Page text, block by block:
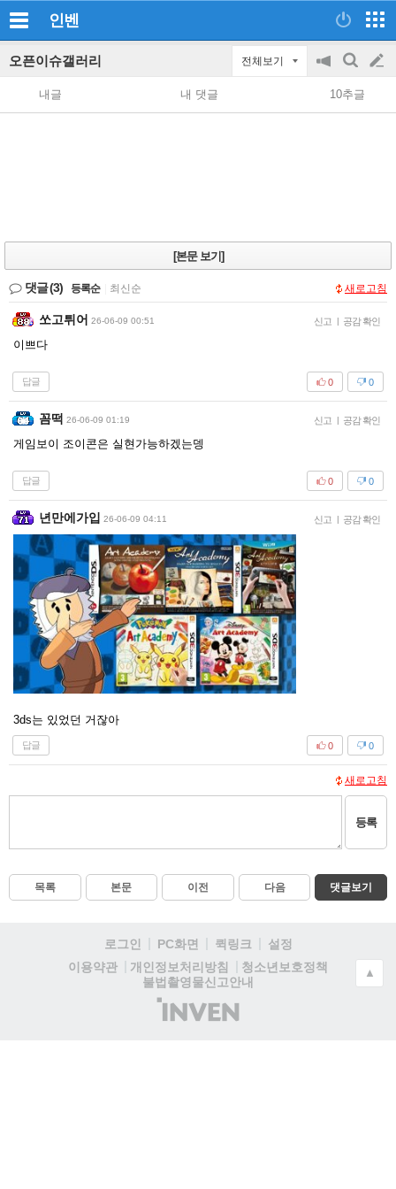
인벤
오픈이슈갤러리 전체보기
공
지
on/off
검
색
글
쓰
내글 내 댓글 10추글
[본문 보기]
댓글(3) 등록순 최신순 새로고침
쏘고튀어 26-06-09 00:51 신고 | 공감 확인
이쁘다
답글 0
0
꼼떡 26-06-09 01:19 신고 | 공감 확인
게임보이 조이콘은 실현가능하겠는뎅
답글 0
0
년만에가입 26-06-09 04:11 신고 | 공감 확인
3ds는 있었던 거잖아
답글 0
0
새로고침
등록
목록 본문 이전 다음 댓글보기
로그인 PC화면 퀵링크
설정
이용약관
개인정보처리방침
청소년보호정책
불법촬영물신고안내
(주)
인
▲